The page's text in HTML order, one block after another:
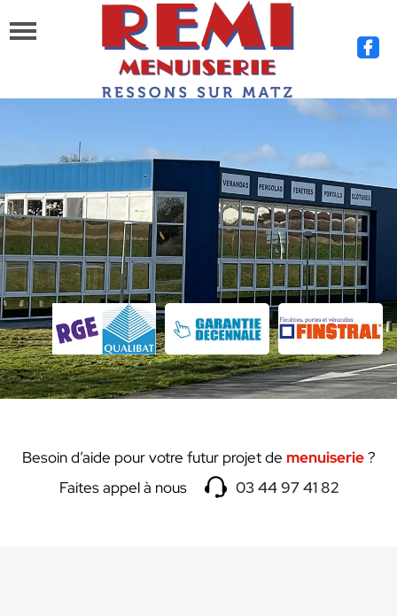
Besoin d’aide pour votre futur projet de menuiserie?
Faites appel à nous
03 44 97 41 82